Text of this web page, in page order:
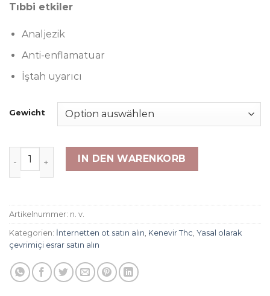
Tıbbi etkiler
Analjezik
Anti-enflamatuar
İştah uyarıcı
Gewicht
İzci Kız Kurabiyeleri (SGR) Menge
IN DEN WARENKORB
Artikelnummer: n. v.
Kategorien: İnternetten ot satın alın, Kenevir Thc, Yasal olarak
çevrimiçi esrar satın alın